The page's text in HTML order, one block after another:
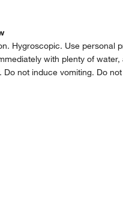
Hygroscopic. Use
with plenty of
not induce vomiting. Do